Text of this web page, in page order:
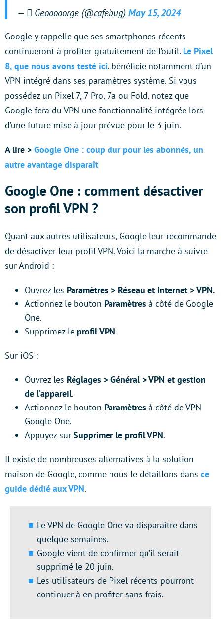
—  Geooooorge (@cafebug) May 15, 2024
Google y rappelle que ses smartphones récents
continueront à profiter gratuitement de l’outil. Le Pixel
8, que nous avons testé ici, bénéficie notamment d’un
VPN intégré dans ses paramètres système. Si vous
possédez un Pixel 7, 7 Pro, 7a ou Fold, notez que
Google fera du VPN une fonctionnalité intégrée lors
d’une future mise à jour prévue pour le 3 juin.
A lire > Google One : coup dur pour les abonnés, un
autre avantage disparaît
Google One : comment désactiver
son profil VPN ?
Quant aux autres utilisateurs, Google leur recommande
de désactiver leur profil VPN. Voici la marche à suivre
sur Android :
Ouvrez les Paramètres > Réseau et Internet > VPN.
Actionnez le bouton Paramètres à côté de Google
One.
Supprimez le profil VPN.
Sur iOS :
Ouvrez les Réglages > Général > VPN et gestion
de l’appareil.
Actionnez le bouton Paramètres à côté de VPN
Google One.
Appuyez sur Supprimer le profil VPN.
Il existe de nombreuses alternatives à la solution
maison de Google, comme nous le détaillons dans ce
guide dédié aux VPN.
Le VPN de Google One va disparaître dans
quelque semaines.
Google vient de confirmer qu’il serait
supprimé le 20 juin.
Les utilisateurs de Pixel récents pourront
continuer à en profiter sans frais.